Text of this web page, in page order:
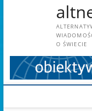
O ŚWIECIE